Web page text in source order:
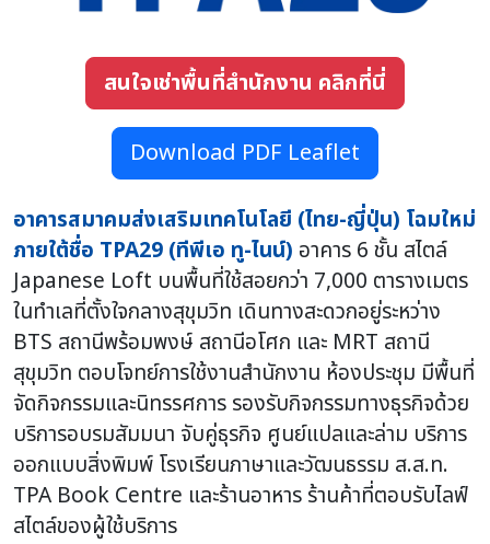
สนใจเช่าพื้นที่สำนักงาน คลิกที่นี่
Download PDF Leaflet
อาคารสมาคมส่งเสริมเทคโนโลยี (ไทย-ญี่ปุ่น) โฉมใหม่
ภายใต้ชื่อ TPA29 (ทีพีเอ ทู-ไนน์) อาคาร 6 ชั้น สไตล์
Japanese Loft บนพื้นที่ใช้สอยกว่า 7,000 ตารางเมตร
ในทำเลที่ตั้งใจกลางสุขุมวิท เดินทางสะดวกอยู่ระหว่าง
BTS สถานีพร้อมพงษ์ สถานีอโศก และ MRT สถานี
สุขุมวิท ตอบโจทย์การใช้งานสำนักงาน ห้องประชุม มีพื้นที่
จัดกิจกรรมและนิทรรศการ รองรับกิจกรรมทางธุรกิจด้วย
บริการอบรมสัมมนา จับคู่ธุรกิจ ศูนย์แปลและล่าม บริการ
ออกแบบสิ่งพิมพ์ โรงเรียนภาษาและวัฒนธรรม ส.ส.ท.
TPA Book Centre และร้านอาหาร ร้านค้าที่ตอบรับไลฟ์
สไตล์ของผู้ใช้บริการ